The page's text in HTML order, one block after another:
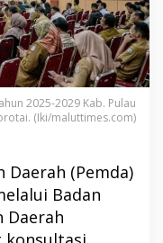
2025-2029 Kab. Pulau
(Iki/maluttimes.com)
Daerah (Pemda)
Badan
Daerah